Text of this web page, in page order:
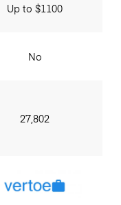
Up to $1100
No
27,802